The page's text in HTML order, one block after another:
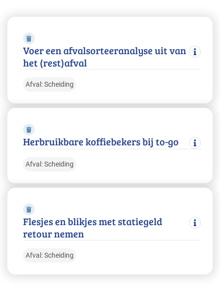
Voer een afvalsorteeranalyse uit van
het (rest)afval
Afval: Scheiding
Herbruikbare koffiebekers bij to-go
Afval: Scheiding
Flesjes en blikjes met statiegeld
retour nemen
Afval: Scheiding